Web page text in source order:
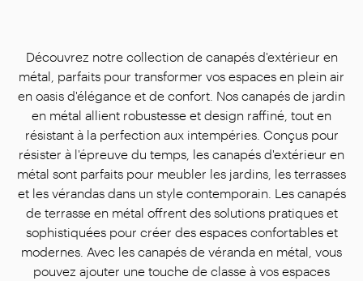
Découvrez notre collection de canapés d'extérieur en
métal, parfaits pour transformer vos espaces en plein air
en oasis d'élégance et de confort. Nos canapés de jardin
en métal allient robustesse et design raffiné, tout en
résistant à la perfection aux intempéries. Conçus pour
résister à l'épreuve du temps, les canapés d'extérieur en
métal sont parfaits pour meubler les jardins, les terrasses
et les vérandas dans un style contemporain. Les canapés
de terrasse en métal offrent des solutions pratiques et
sophistiquées pour créer des espaces confortables et
modernes. Avec les canapés de véranda en métal, vous
pouvez ajouter une touche de classe à vos espaces